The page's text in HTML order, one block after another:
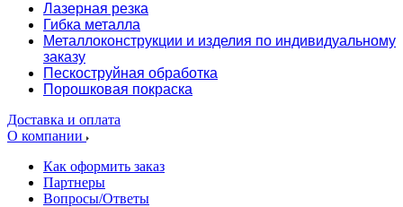
Лазерная резка
Гибка металла
Металлоконструкции и изделия по индивидуальному
заказу
Пескоструйная обработка
Порошковая покраска
Доставка и оплата
О компании
Как оформить заказ
Партнеры
Вопросы/Ответы